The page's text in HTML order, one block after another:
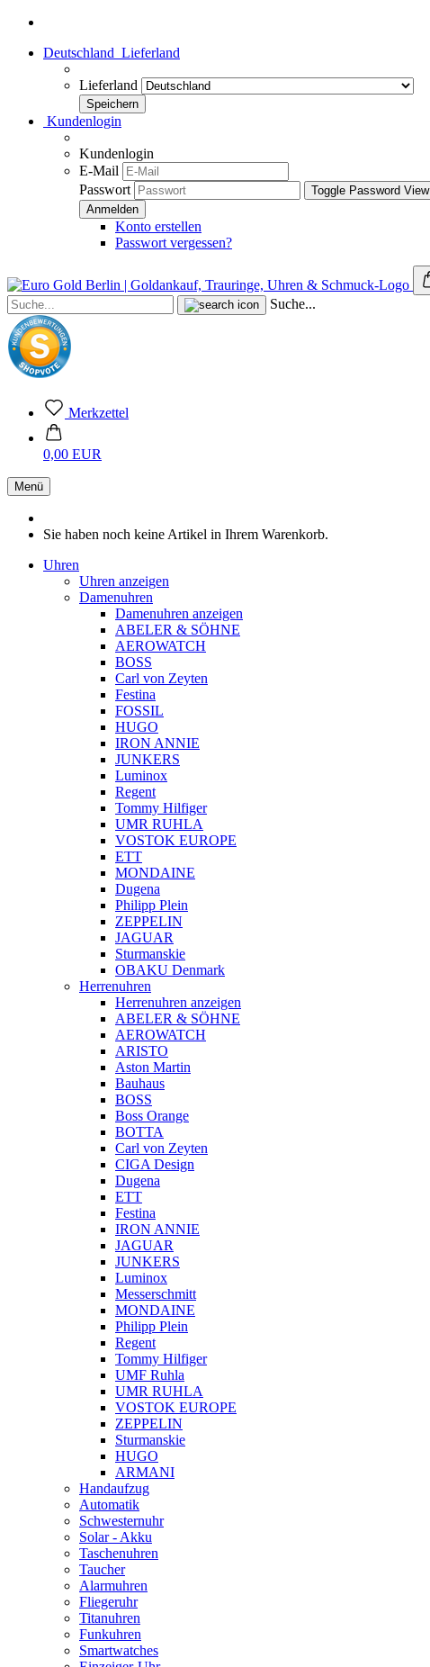
Deutschland Lieferland
Lieferland
Kundenlogin
Kundenlogin
E-Mail
Passwort
Toggle Password View
Konto erstellen
Passwort vergessen?
Suche...
Merkzettel
0,00 EUR
Menü
Sie haben noch keine Artikel in Ihrem Warenkorb.
Uhren
Uhren anzeigen
Damenuhren
Damenuhren anzeigen
ABELER & SÖHNE
AEROWATCH
BOSS
Carl von Zeyten
Festina
FOSSIL
HUGO
IRON ANNIE
JUNKERS
Luminox
Regent
Tommy Hilfiger
UMR RUHLA
VOSTOK EUROPE
ETT
MONDAINE
Dugena
Philipp Plein
ZEPPELIN
JAGUAR
Sturmanskie
OBAKU Denmark
Herrenuhren
Herrenuhren anzeigen
ABELER & SÖHNE
AEROWATCH
ARISTO
Aston Martin
Bauhaus
BOSS
Boss Orange
BOTTA
Carl von Zeyten
CIGA Design
Dugena
ETT
Festina
IRON ANNIE
JAGUAR
JUNKERS
Luminox
Messerschmitt
MONDAINE
Philipp Plein
Regent
Tommy Hilfiger
UMF Ruhla
UMR RUHLA
VOSTOK EUROPE
ZEPPELIN
Sturmanskie
HUGO
ARMANI
Handaufzug
Automatik
Schwesternuhr
Solar - Akku
Taschenuhren
Taucher
Alarmuhren
Fliegeruhr
Titanuhren
Funkuhren
Smartwatches